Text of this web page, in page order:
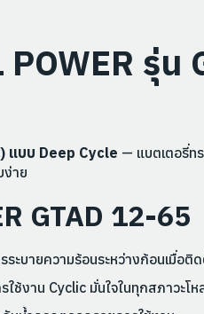
POWER รุ่
แบบ Deep Cycle — แบตเตอรี่ท
ง่าย
GTAD 12-65
ะบายความร้อนระหว่างก้อนเมื่อติ
ช้งาน Cyclic มั่นใจในทุกสภาวะโห